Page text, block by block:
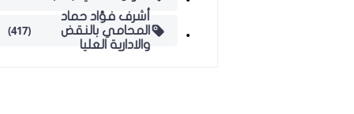
أشرف فؤاد حماد
المحامي بالنقض
والادارية العليا
(417)